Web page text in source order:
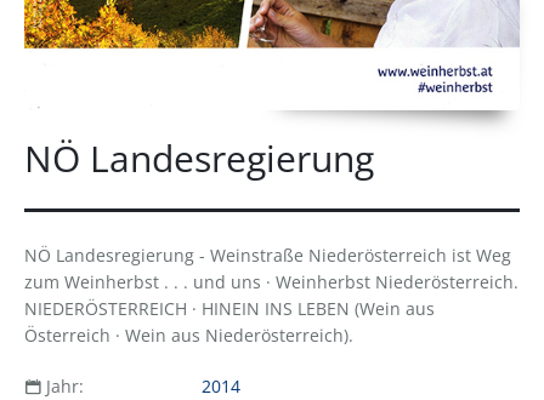
NÖ Landesregierung
NÖ Landesregierung - Weinstraße Niederösterreich ist Weg
zum Weinherbst . . . und uns · Weinherbst Niederösterreich.
NIEDERÖSTERREICH · HINEIN INS LEBEN (Wein aus
Österreich · Wein aus Niederösterreich).
Jahr:
2014